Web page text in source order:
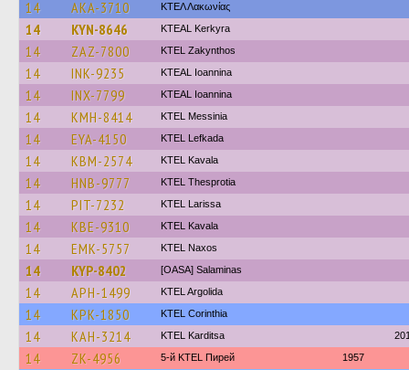
14 AKA-3710 ΚΤΕΛ Λακωνίας
14 KYN-8646 KTEAL Kerkyra
14 ZAZ-7800 KTEL Zakynthos
14 INK-9235 KTEAL Ioannina
14 INX-7799 KTEAL Ioannina
14 KMH-8414 KTEL Messinia
14 EYA-4150 KTEL Lefkada
14 KBM-2574 KTEL Kavala
14 HNB-9777 KTEL Thesprotia
14 PIT-7232 KTEL Larissa
14 KBE-9310 KTEL Kavala
14 EMK-5757 KTEL Naxos
14 KYP-8402 [OASA] Salaminas
14 APH-1499 KTEL Argolida
14 KPK-1850 KTEL Corinthia
14 KAH-3214 ΚΤΕL Karditsa
14 ZK-4956 5-й KTEL Пирей 1957